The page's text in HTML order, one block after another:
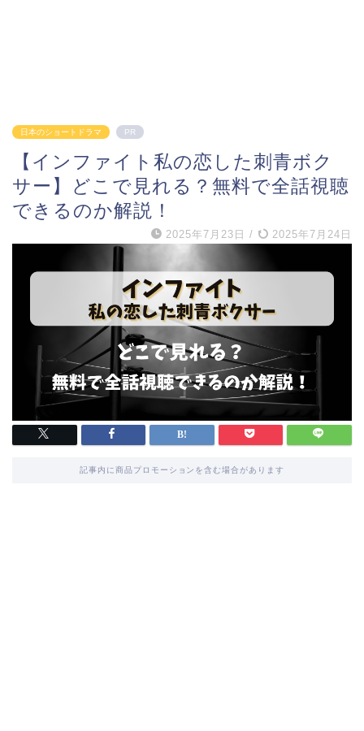
日本のショートドラマ PR
【インファイト私の恋した刺青ボク
サー】どこで見れる？無料で全話視聴
できるのか解説！
2025年7月23日 / 2025年7月24日
記事内に商品プロモーションを含む場合があります